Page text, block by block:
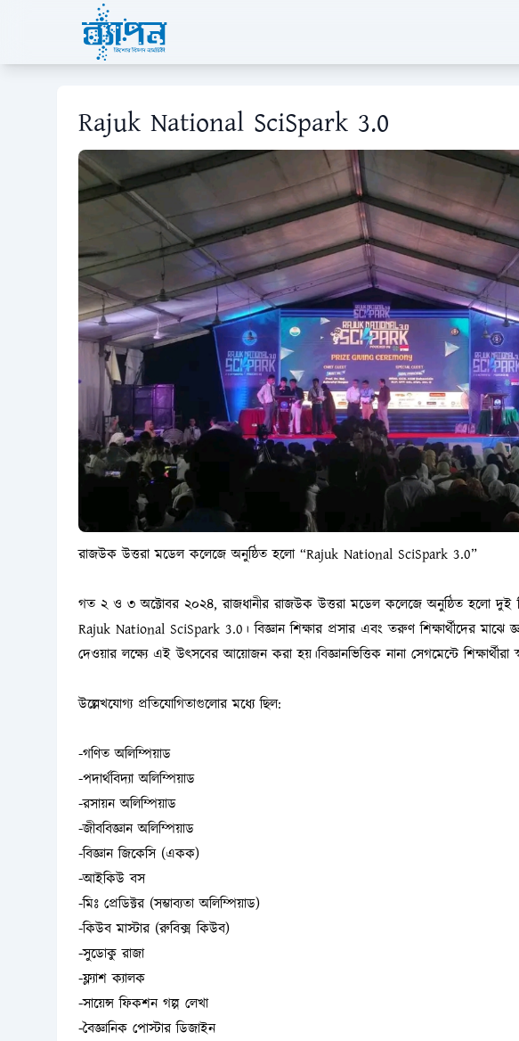
Rajuk National SciSpark 3.0
রাজউক উত্তরা মডেল কলেজে অনুষ্ঠিত হলো “Rajuk National SciSpark 3.0”
গত ২ ও ৩ অক্টোবর ২০২৪, রাজধানীর রাজউক উত্তরা মডেল কলেজে অনুষ্ঠিত হলো দুই
Rajuk National SciSpark 3.0। বিজ্ঞান শিক্ষার প্রসার এবং তরুণ শিক্ষার্থীদের মাঝে
দেওয়ার লক্ষ্যে এই উৎসবের আয়োজন করা হয়।বিজ্ঞানভিত্তিক নানা সেগমেন্টে শিক্ষার্থীরা
উল্লেখযোগ্য প্রতিযোগিতাগুলোর মধ্যে ছিল:
-গণিত অলিম্পিয়াড
-পদার্থবিদ্যা অলিম্পিয়াড
-রসায়ন অলিম্পিয়াড
-জীববিজ্ঞান অলিম্পিয়াড
-বিজ্ঞান জিকেসি (একক)
-আইকিউ বস
-মিঃ প্রেডিক্টর (সম্ভাব্যতা অলিম্পিয়াড)
-কিউব মাস্টার (রুবিক্স কিউব)
-সুডোকু রাজা
-ফ্ল্যাশ ক্যালক
-সায়েন্স ফিকশন গল্প লেখা
-বৈজ্ঞানিক পোস্টার ডিজাইন